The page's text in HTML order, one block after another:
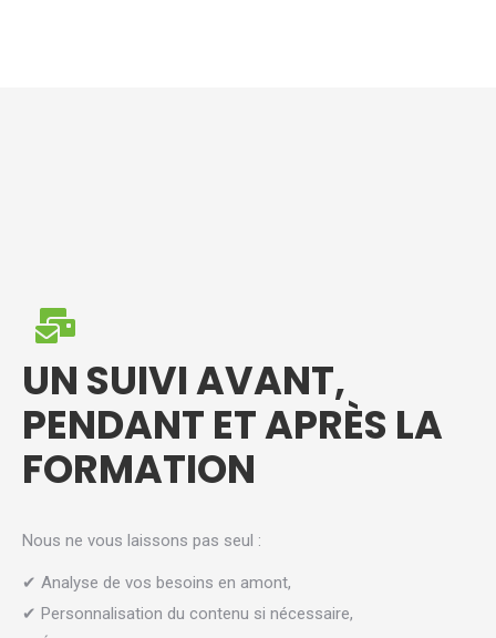
UN SUIVI AVANT,
PENDANT ET APRÈS LA
FORMATION
Nous ne vous laissons pas seul :
✔ Analyse de vos besoins en amont,
✔ Personnalisation du contenu si nécessaire,